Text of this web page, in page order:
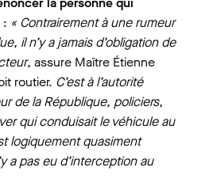
: « Contrairement à une rumeur
il n’y a jamais d’obligation de
, assure Maître Étienne
routier. C’est à l’autorité
de la République, policiers,
qui conduisait le véhicule au
logiquement quasiment
a pas eu d’interception au